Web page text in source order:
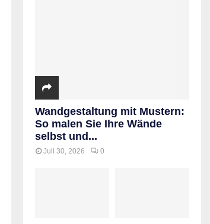
Wandgestaltung mit Mustern:
So malen Sie Ihre Wände
selbst und...
Juli 30, 2026 0